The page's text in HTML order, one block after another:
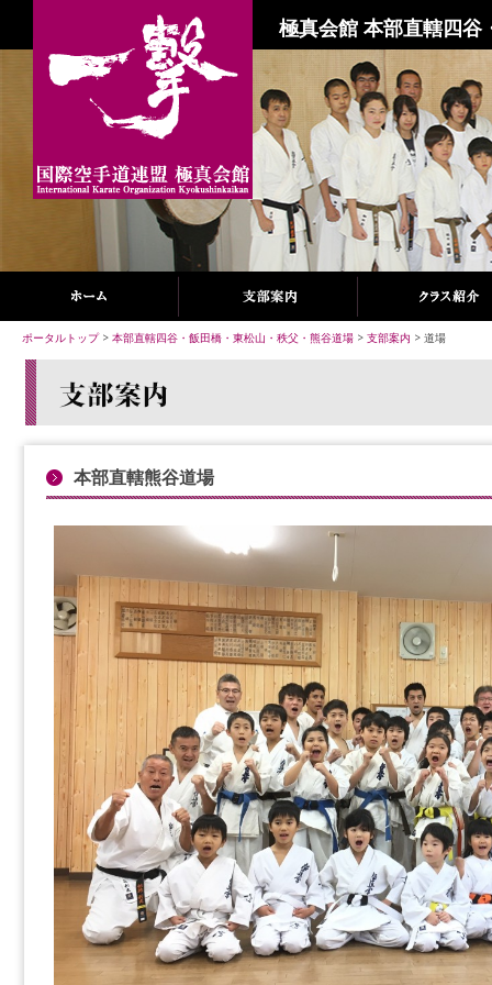
極真会館 本部直轄四谷
ポータルトップ> 本部直轄四谷・飯田橋・東松山・秩父・熊谷道場 > 支部案内 > 道場
本部直轄熊谷道場